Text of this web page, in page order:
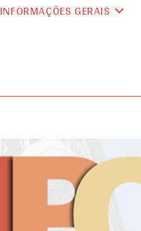
INFORMAÇÕES GERAIS